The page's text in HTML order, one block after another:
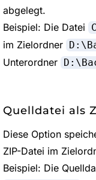
abgelegt.
Beispiel: Die Datei
im Zielordner
Unterordner
Quelldatei als
Diese Option
ZIP-Datei im
Beispiel: Die